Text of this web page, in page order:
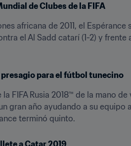
de Clubes de la FIFA
africana de 2011, el
el Al Sadd catarí (1-2) y
para el fútbol tunecino
FIFA Rusia 2018™ de la mano
gran año ayudando a su
terminó quinto.
a Catar 2019